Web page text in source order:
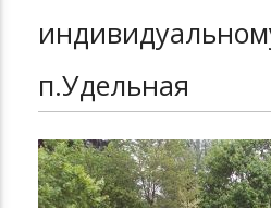
п.Удельная